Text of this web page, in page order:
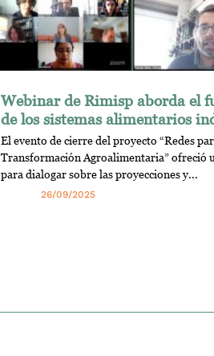
Webinar de Rimisp aborda el
de los sistemas alimentarios
El evento de cierre del proyecto “Redes
Transformación Agroalimentaria” ofreció
para dialogar sobre las proyecciones y...
26/09/2025